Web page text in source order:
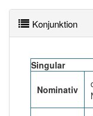
Wörter, die mit
DER:0
DAS:0
Konjunktion
Singular
Nominativ